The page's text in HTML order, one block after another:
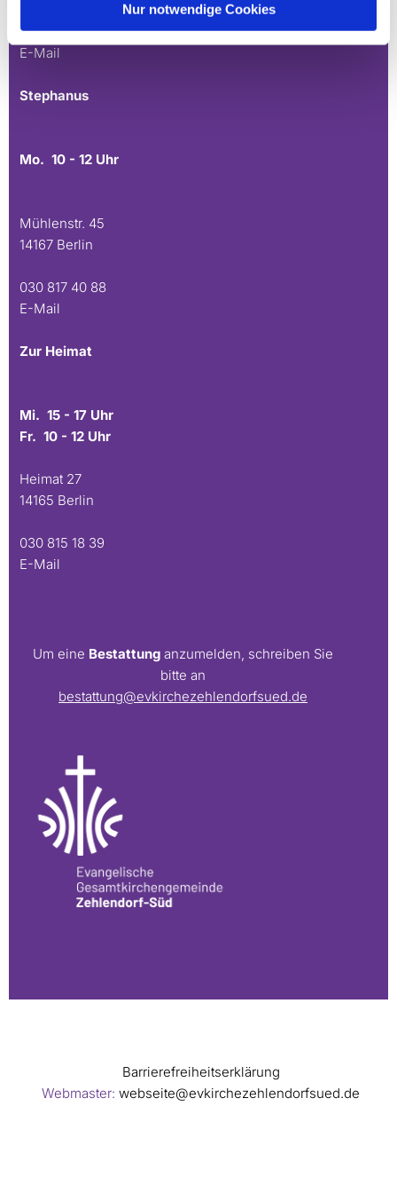
Nur notwendige Cookies
030 815 45 54
E-Mail
Stephanus
Mo. 10 - 12 Uhr
Mühlenstr. 45
14167 Berlin
030 817 40 88
E-Mail
Zur Heimat
Mi. 15 - 17 Uhr
Fr. 10 - 12 Uhr
Heimat 27
14165 Berlin
030 815 18 39
E-Mail
Um eine Bestattung anzumelden, schreiben Sie
bitte an
bestattung@evkirchezehlendorfsued.de
Barrierefreiheitserklärung
Webmaster: webseite@evkirchezehlendorfsued.de